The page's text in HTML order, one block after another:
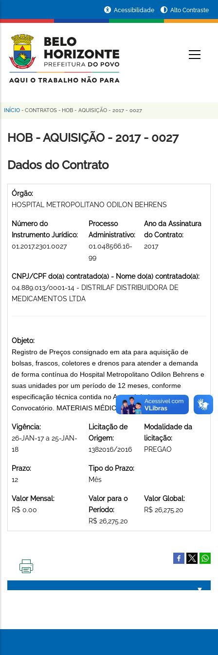
conteúdo
principal
da
Prefeitura
de
Horizonte
Acessibilidade Alto Contraste
Trilha
de
INÍCIO - CONTRATOS - HOB - AQUISIÇÃO - 2017 - 0027
HOB - AQUISIÇÃO - 2017 - 0027
Dados do Contrato
Órgão:
HOSPITAL METROPOLITANO ODILON BEHRENS
Número do
Instrumento Jurídico:
01.2017.2301.0027
Processo
Administrativo:
01.048566.16-
99
Ano da Assinatura
do Contrato:
2017
CNPJ/CPF do(a) contratado(a) - Nome do(a) contratado(a):
04.889.013/0001-14 - DISTRILAF DISTRIBUIDORA DE
MEDICAMENTOS LTDA
Objeto:
Registro de Preços consignado em ata para aquisição de
bolsas, frascos, coletores e drenos para atender a demanda
de forma contínua do Hospital Metropolitano Odilon Behrens e
suas unidades por um período de 12 meses, conforme
especificação técnica contida no Anexo I do Instrumento
Convocatório. MATERIAIS MÉDICO-HOSPITALARES
Vigência:
26-JAN-17 a 25-JAN-
18
Licitação de
Origem:
1382016/2016
Modalidade da
licitação:
PREGAO
Prazo:
12
Tipo do Prazo:
Mês
Valor Mensal:
R$ 0.00
Valor para o
Período:
R$ 26,275.20
Valor Global:
R$ 26,275.20
PÁGINA